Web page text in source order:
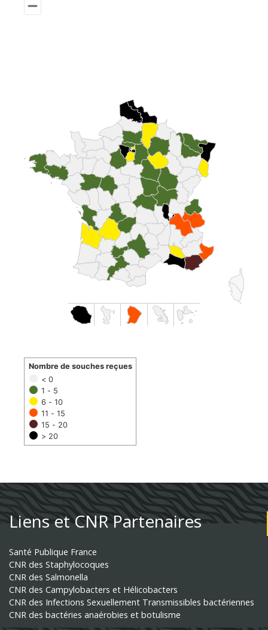
< 0
1 - 5
6 - 10
11 - 15
15 - 20
> 20
Nombre de souches reçues
Liens et CNR Partenaires
Santé Publique France
CNR des Staphylocoques
CNR des Salmonella
CNR des Campylobacters et Hélicobacters
CNR des Infections Sexuellement Transmissibles bactériennes
CNR des bactéries anaérobies et botulisme